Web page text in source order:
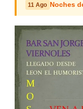
11 Ago Noches